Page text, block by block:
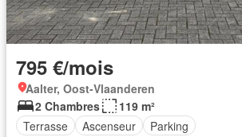
795 €/mois
Aalter, Oost-Vlaanderen
2 Chambres
119 m²
Terrasse
Ascenseur Parking